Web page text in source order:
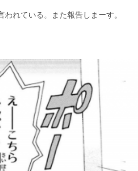
れている。また報告しまーす。